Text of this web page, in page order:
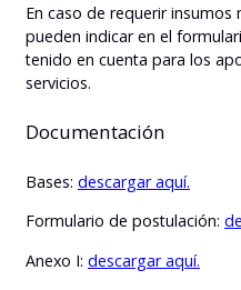
En caso de requerir
pueden indicar en el
tenido en cuenta para los
servicios.
Documentación
Bases: descargar aquí.
Formulario de postulación:
Anexo I: descargar aquí.